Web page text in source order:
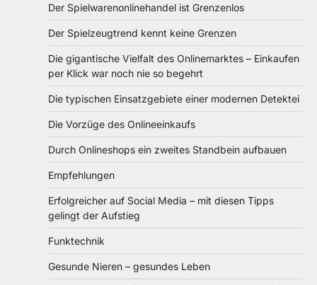
Der Spielwarenonlinehandel ist Grenzenlos
Der Spielzeugtrend kennt keine Grenzen
Die gigantische Vielfalt des Onlinemarktes – Einkaufen
per Klick war noch nie so begehrt
Die typischen Einsatzgebiete einer modernen Detektei
Die Vorzüge des Onlineeinkaufs
Durch Onlineshops ein zweites Standbein aufbauen
Empfehlungen
Erfolgreicher auf Social Media – mit diesen Tipps
gelingt der Aufstieg
Funktechnik
Gesunde Nieren – gesundes Leben